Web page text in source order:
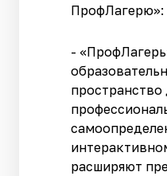
ПрофЛагерю»:
-
пространство
расширяют